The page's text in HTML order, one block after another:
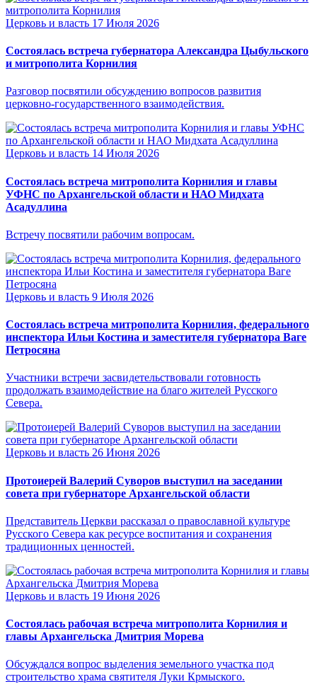
Церковь и власть 17 Июля 2026
Состоялась встреча губернатора Александра Цыбульского
и митрополита Корнилия
Разговор посвятили обсуждению вопросов развития
церковно-государственного взаимодействия.
Церковь и власть 14 Июля 2026
Состоялась встреча митрополита Корнилия и главы
УФНС по Архангельской области и НАО Мидхата
Асадуллина
Встречу посвятили рабочим вопросам.
Церковь и власть 9 Июля 2026
Состоялась встреча митрополита Корнилия, федерального
инспектора Ильи Костина и заместителя губернатора Ваге
Петросяна
Участники встречи засвидетельствовали готовность
продолжать взаимодействие на благо жителей Русского
Севера.
Церковь и власть 26 Июня 2026
Протоиерей Валерий Суворов выступил на заседании
совета при губернаторе Архангельской области
Представитель Церкви рассказал о православной культуре
Русского Севера как ресурсе воспитания и сохранения
традиционных ценностей.
Церковь и власть 19 Июня 2026
Состоялась рабочая встреча митрополита Корнилия и
главы Архангельска Дмитрия Морева
Обсуждался вопрос выделения земельного участка под
строительство храма святителя Луки Крмыского.